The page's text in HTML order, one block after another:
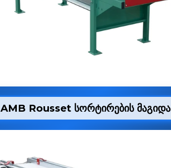
AMB Rousset სორტირების მაგიდა